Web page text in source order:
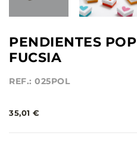
PENDIENTES
FUCSIA
REF.: 025POL
35,01 €